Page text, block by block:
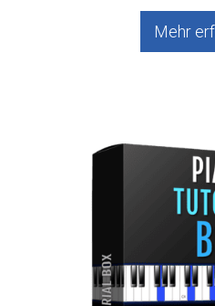
Mehr